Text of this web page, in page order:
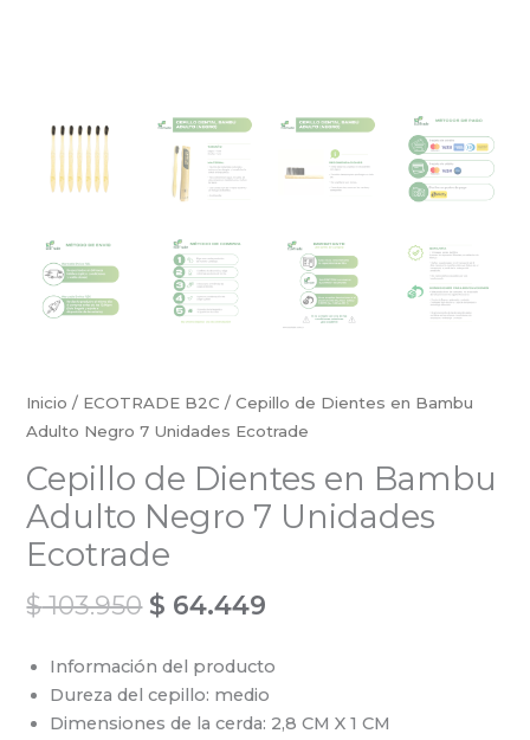
Inicio / ECOTRADE B2C / Cepillo de Dientes en Bambu
Adulto Negro 7 Unidades Ecotrade
Cepillo de Dientes en Bambu
Adulto Negro 7 Unidades
Ecotrade
$103.950 $ 64.449
Información del producto
Dureza del cepillo: medio
Dimensiones de la cerda: 2,8 CM X 1 CM